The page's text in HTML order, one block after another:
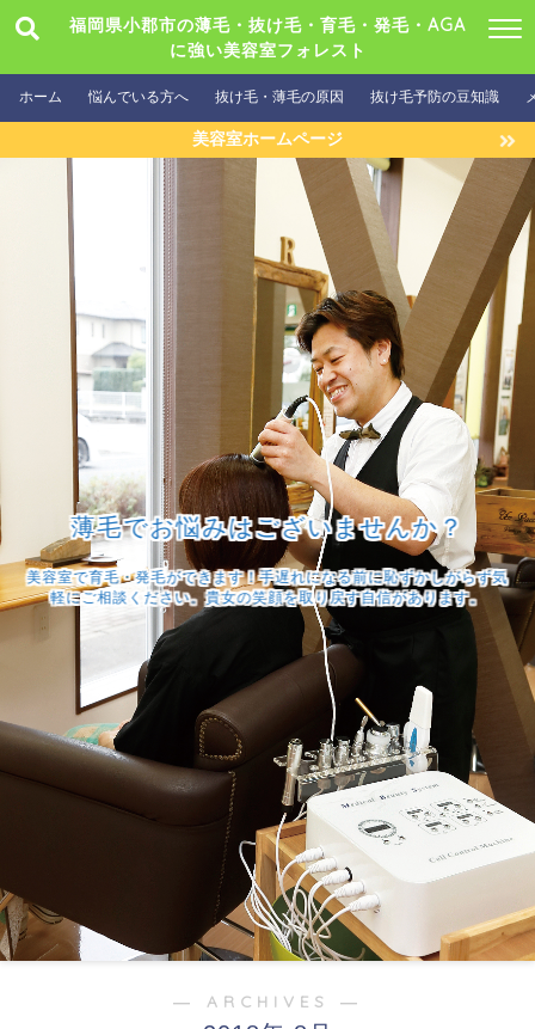
福岡県小郡市の薄毛・抜け毛・育毛・発毛・AGA
に強い美容室フォレスト
ホーム 悩んでいる方へ 抜け毛・薄毛の原因 抜け毛予防の豆知識
美容室ホームページ
薄毛でお悩みはございませんか？
美容室で育毛・発毛ができます！手遅れになる前に恥ずかしがらず気
軽にご相談ください。貴女の笑顔を取り戻す自信があります。
― ARCHIVES ―